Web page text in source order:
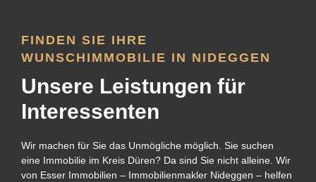
FINDEN SIE IHRE
WUNSCHIMMOBILIE IN NIDEGGEN
Unsere Leistungen für
Interessenten
Wir machen für Sie das Unmögliche möglich. Sie suchen
eine Immobilie im Kreis Düren? Da sind Sie nicht alleine. Wir
von Esser Immobilien – Immobilienmakler Nideggen – helfen